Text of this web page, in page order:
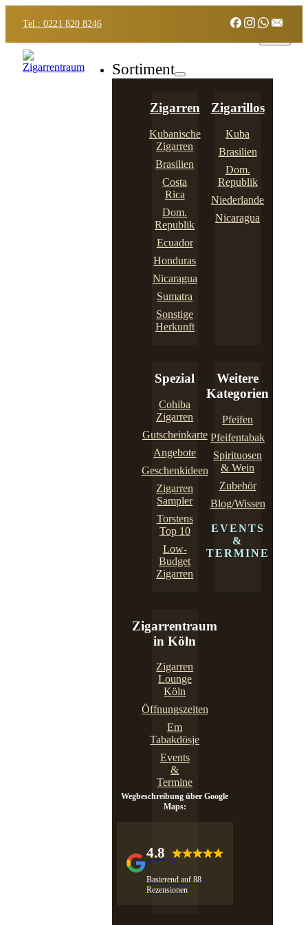
Tel.: 0221 820 8246
Sortiment
Zigarren
Kubanische
Zigarren
Brasilien
Costa
Rica
Dom.
Republik
Ecuador
Honduras
Nicaragua
Sumatra
Sonstige
Herkunft
Zigarillos
Kuba
Brasilien
Dom.
Republik
Niederlande
Nicaragua
Spezial
Cohiba
Zigarren
Gutscheinkarte
Angebote
Geschenkideen
Zigarren
Sampler
Torstens
Top 10
Low-
Budget
Zigarren
Weitere
Kategorien
Pfeifen
Pfeifentabak
Spirituosen
& Wein
Zubehör
Blog/Wissen
EVENTS
&
TERMINE
Zigarrentraum
in Köln
Zigarren
Lounge
Köln
Öffnungszeiten
Em
Tabakdösje
Events
&
Termine
Wegbeschreibung über Google
Maps:
4.8
Basierend auf 88
Rezensionen